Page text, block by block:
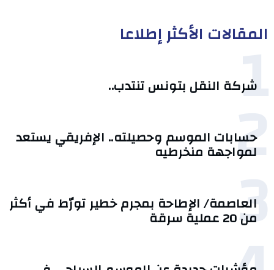
المقالات الأكثر إطلاعا
1
شركة النقل بتونس تنتدب..
2
حسابات الموسم وحصيلته.. الإفريقي يستعد
لمواجهة منخرطيه
3
العاصمة/ الإطاحة بمجرم خطير تورّط في أكثر
من 20 عملية سرقة